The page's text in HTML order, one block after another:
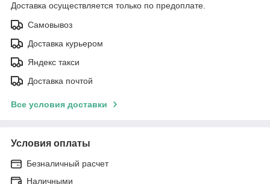
Доставка осуществляется только по предоплате.
Самовывоз
Доставка курьером
Яндекс такси
Доставка почтой
Все условия доставки
Условия оплаты
Безналичный расчет
Наличными